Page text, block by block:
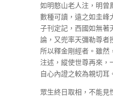
如明憨山老人注，明曾
數種可讀，遠之如圭峰
子刊定記，西國如無著
論，又兜率天彌勒尊者
所以釋金剛經者。雖然
注述，縱使世尊再來，
自心內證之較為親切耳
眾生終日取相，不能見